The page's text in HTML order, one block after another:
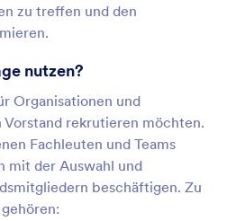
zu treffen und den
nutzen?
Organisationen und
rekrutieren möchten.
Fachleuten und Teams
mit der Auswahl und
beschäftigen. Zu